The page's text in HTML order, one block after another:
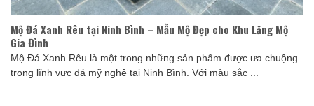
Mộ Đá Xanh Rêu tại Ninh Bình – Mẫu Mộ Đẹp cho Khu Lăng Mộ
Gia Đình
Mộ Đá Xanh Rêu là một trong những sản phẩm được ưa chuộng
trong lĩnh vực đá mỹ nghệ tại Ninh Bình. Với màu sắc ...